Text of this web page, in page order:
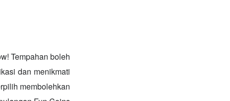
Tempahan boleh
dan menikmati
membolehkan